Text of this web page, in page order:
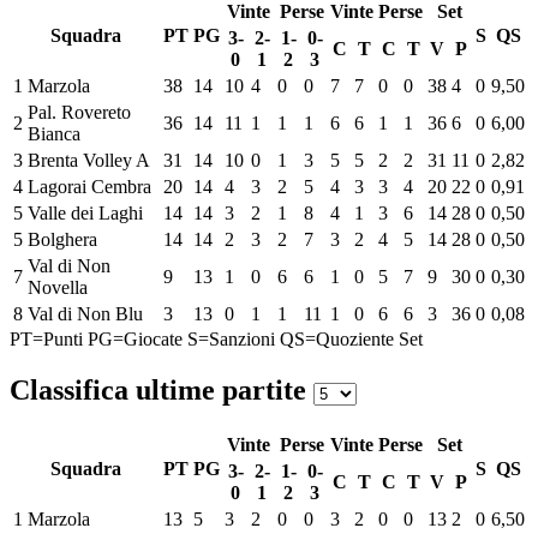
Squadra PT PG
Vinte Perse Vinte Perse
Set
S QS
3-
0
2-
1
1-
2
0-
3
C T C T V P
1 Marzola 38 14 10 4 0 0 7 7 0 0 38 4 0 9,50
2
Pal. Rovereto
Bianca
36 14 11 1 1 1 6 6 1 1 36 6 0 6,00
3 Brenta Volley A 31 14 10 0 1 3 5 5 2 2 31 11 0 2,82
4 Lagorai Cembra 20 14 4 3 2 5 4 3 3 4 20 22 0 0,91
5 Valle dei Laghi 14 14 3 2 1 8 4 1 3 6 14 28 0 0,50
5 Bolghera 14 14 2 3 2 7 3 2 4 5 14 28 0 0,50
7
Val di Non
Novella
9 13 1 0 6 6 1 0 5 7 9 30 0 0,30
8 Val di Non Blu 3 13 0 1 1 11 1 0 6 6 3 36 0 0,08
PT=Punti PG=Giocate S=Sanzioni QS=Quoziente Set
Classifica ultime partite
Squadra PT PG
Vinte Perse Vinte Perse
Set
S QS
3-
0
2-
1
1-
2
0-
3
C T C T V P
1 Marzola 13 5 3 2 0 0 3 2 0 0 13 2 0 6,50